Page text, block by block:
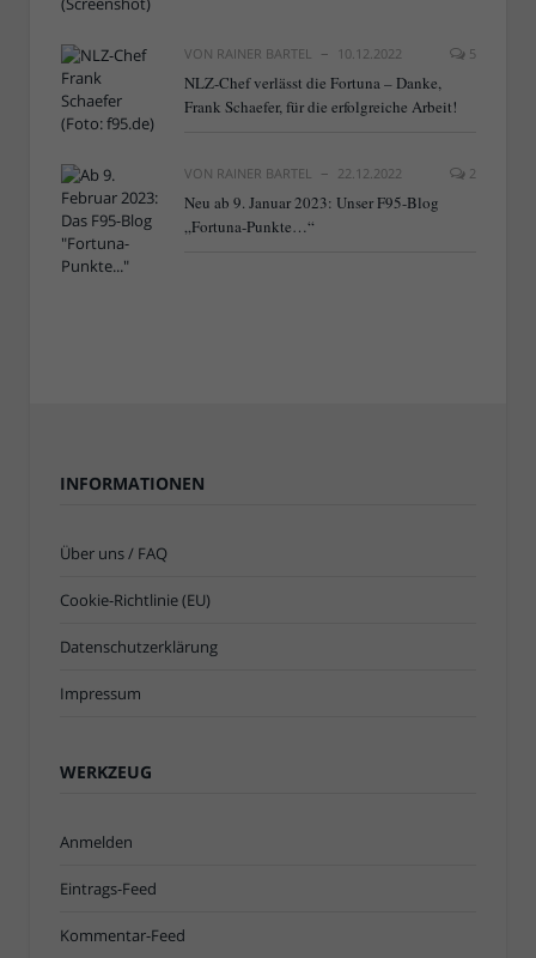
VON RAINER BARTEL 10.12.2022 5
NLZ-Chef verlässt die Fortuna – Danke,
Frank Schaefer, für die erfolgreiche Arbeit!
VON RAINER BARTEL 22.12.2022 2
Neu ab 9. Januar 2023: Unser F95-Blog
„Fortuna-Punkte…“
INFORMATIONEN
Über uns / FAQ
Cookie-Richtlinie (EU)
Datenschutzerklärung
Impressum
WERKZEUG
Anmelden
Eintrags-Feed
Kommentar-Feed